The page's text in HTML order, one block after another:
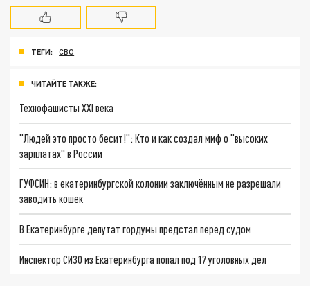
ТЕГИ: СВО
ЧИТАЙТЕ ТАКЖЕ:
Технофашисты XXI века
"Людей это просто бесит!": Кто и как создал миф о "высоких
зарплатах" в России
ГУФСИН: в екатеринбургской колонии заключённым не разрешали
заводить кошек
В Екатеринбурге депутат гордумы предстал перед судом
Инспектор СИЗО из Екатеринбурга попал под 17 уголовных дел